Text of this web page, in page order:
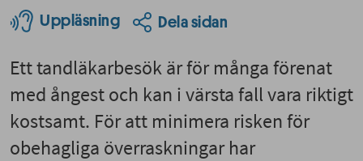
Uppläsning Dela sidan
Ett tandläkarbesök är för många förenat
med ångest och kan i värsta fall vara riktigt
kostsamt. För att minimera risken för
obehagliga överraskningar har